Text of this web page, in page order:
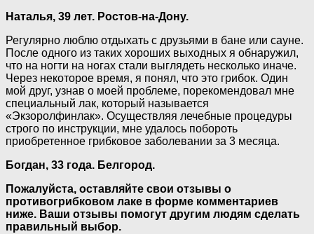
Наталья, 39 лет. Ростов-на-Дону.
Регулярно люблю отдыхать с друзьями в бане или сауне.
После одного из таких хороших выходных я обнаружил,
что на ногти на ногах стали выглядеть несколько иначе.
Через некоторое время, я понял, что это грибок. Один
мой друг, узнав о моей проблеме, порекомендовал мне
специальный лак, который называется
«Экзоролфинлак». Осуществляя лечебные процедуры
строго по инструкции, мне удалось побороть
приобретенное грибковое заболевании за 3 месяца.
Богдан, 33 года. Белгород.
Пожалуйста, оставляйте свои отзывы о
противогрибковом лаке в форме комментариев
ниже. Ваши отзывы помогут другим людям сделать
правильный выбор.